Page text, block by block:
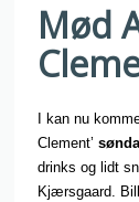
Mød
I kan nu
Clement’
drinks og lidt
Kjærsgaard.